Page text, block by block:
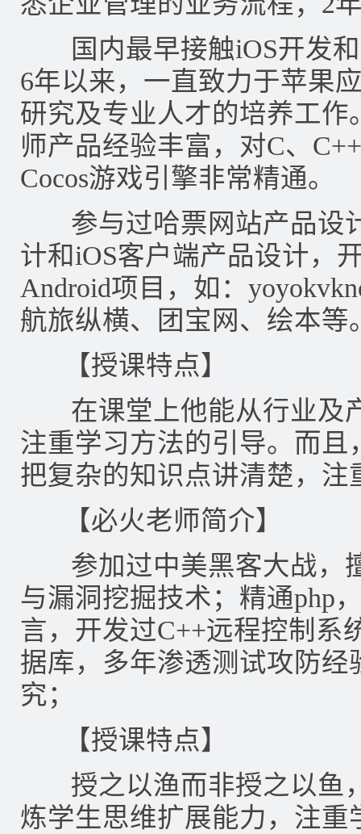
国内最早接触iOS开发和
6年以来，一直致力于苹果
研究及专业人才的培养工
师产品经验丰富，对C、
Cocos游戏引擎非常精通。
参与过哈票网站产品设
计和iOS客户端产品设计，
Android项目，如：
航旅纵横、团宝网、绘本等
【授课特点】
在课堂上他能从行业及
注重学习方法的引导。而
把复杂的知识点讲清楚，
【必火老师简介】
参加过中美黑客大战，
与漏洞挖掘技术；精通php
言，开发过C++远程控制系
据库，多年渗透测试攻防经
究；
【授课特点】
授之以渔而非授之以鱼
炼学生思维扩展能力，注